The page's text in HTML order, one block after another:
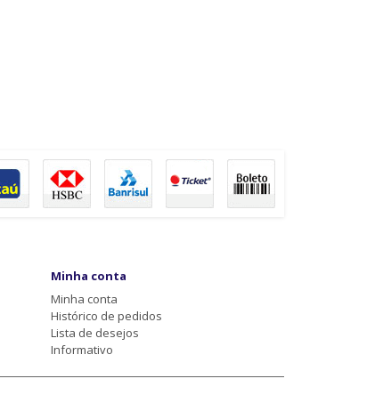
Minha conta
Minha conta
Histórico de pedidos
Lista de desejos
Informativo